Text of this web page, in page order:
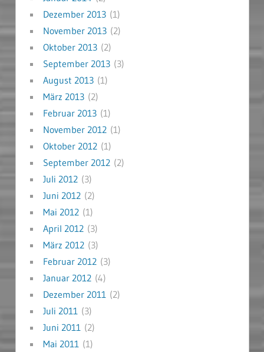
Dezember 2013(1)
November 2013(2)
Oktober 2013(2)
September 2013(3)
August 2013(1)
März 2013(2)
Februar 2013(1)
November 2012(1)
Oktober 2012(1)
September 2012(2)
Juli 2012(3)
Juni 2012(2)
Mai 2012(1)
April 2012(3)
März 2012(3)
Februar 2012(3)
Januar 2012(4)
Dezember 2011 (2)
Juli 2011 (3)
Juni 2011 (2)
Mai 2011 (1)